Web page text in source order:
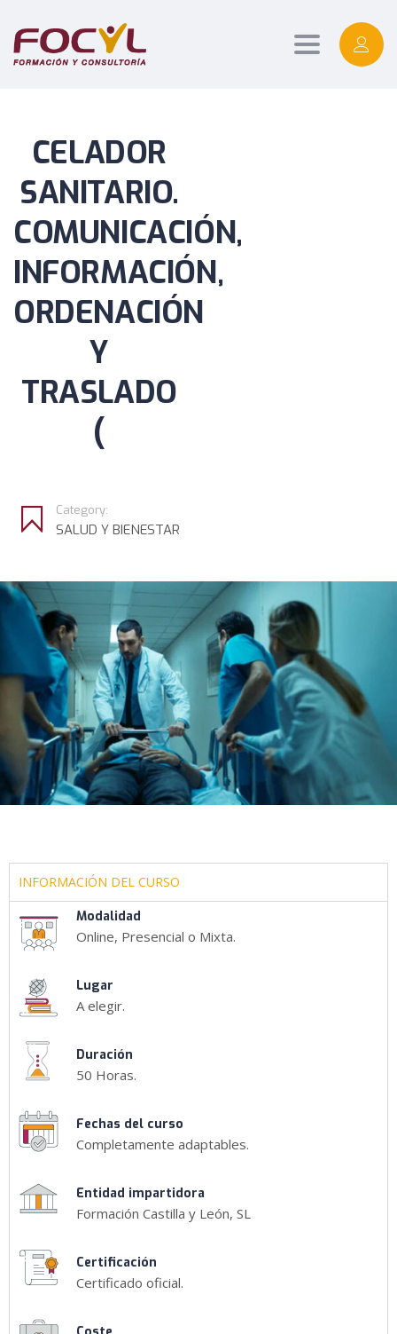
Toggle
CELADOR
SANITARIO.
COMUNICACIÓN,
INFORMACIÓN,
ORDENACIÓN
Y
TRASLADO
(
Category:
SALUD Y BIENESTAR
INFORMACIÓN DEL CURSO
Modalidad
Online, Presencial o Mixta.
Lugar
A elegir.
Duración
50 Horas.
Fechas del curso
Completamente adaptables.
Entidad impartidora
Formación Castilla y León, SL
Certificación
Certificado oficial.